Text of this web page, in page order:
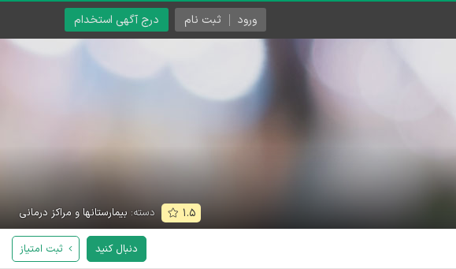
درج آگهی استخدام ورود ثبت نام
۱.۵ دسته: بیمارستانها و مراکز درمانی
دنبال کنید ثبت امتیاز